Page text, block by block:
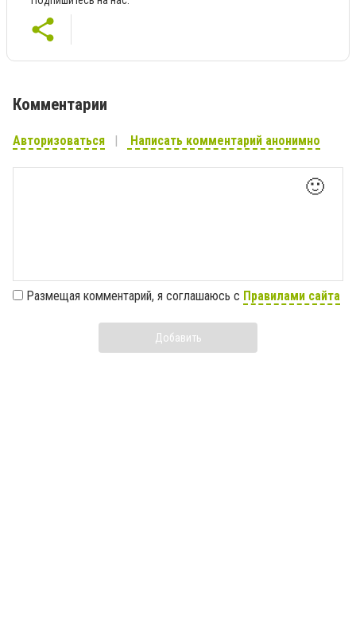
Комментарии
Авторизоваться Написать комментарий анонимно
🙂
Размещая комментарий, я соглашаюсь с Правилами сайта
Добавить